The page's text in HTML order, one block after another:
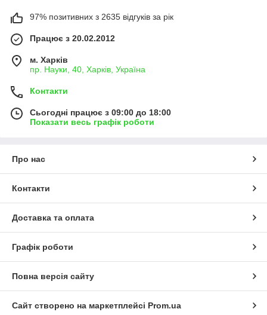
97% позитивних з 2635 відгуків за рік
Працює з 20.02.2012
м. Харків
пр. Науки, 40, Харків, Україна
Контакти
Сьогодні працює з 09:00 до 18:00
Показати весь графік роботи
Про нас
Контакти
Доставка та оплата
Графік роботи
Повна версія сайту
Сайт створено на маркетплейсі Prom.ua